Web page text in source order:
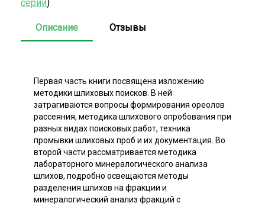
серии)
Описание Отзывы
Первая часть книги посвящена изложению
методики шлиховых поисков. В ней
затрагиваются вопросы формирования ореолов
рассеяния, методика шлихового опробования при
разных видах поисковых работ, техника
промывки шлиховых проб и их документация. Во
второй части рассматривается методика
лабораторного минералогического анализа
шлихов, подробно освещаются методы
разделения шлихов на фракции и
минералогический анализ фракций с